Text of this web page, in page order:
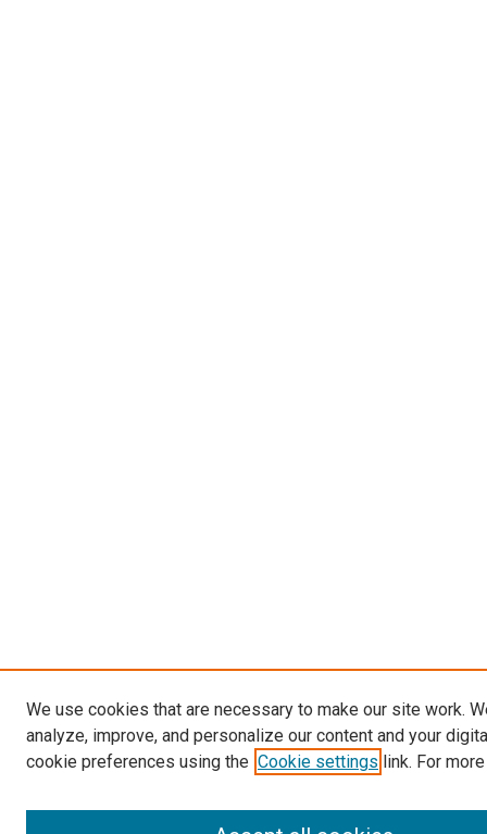
We use cookies that are necessary to make our site work.
analyze, improve, and personalize our content and your
cookie preferences using the Cookie settings link. For